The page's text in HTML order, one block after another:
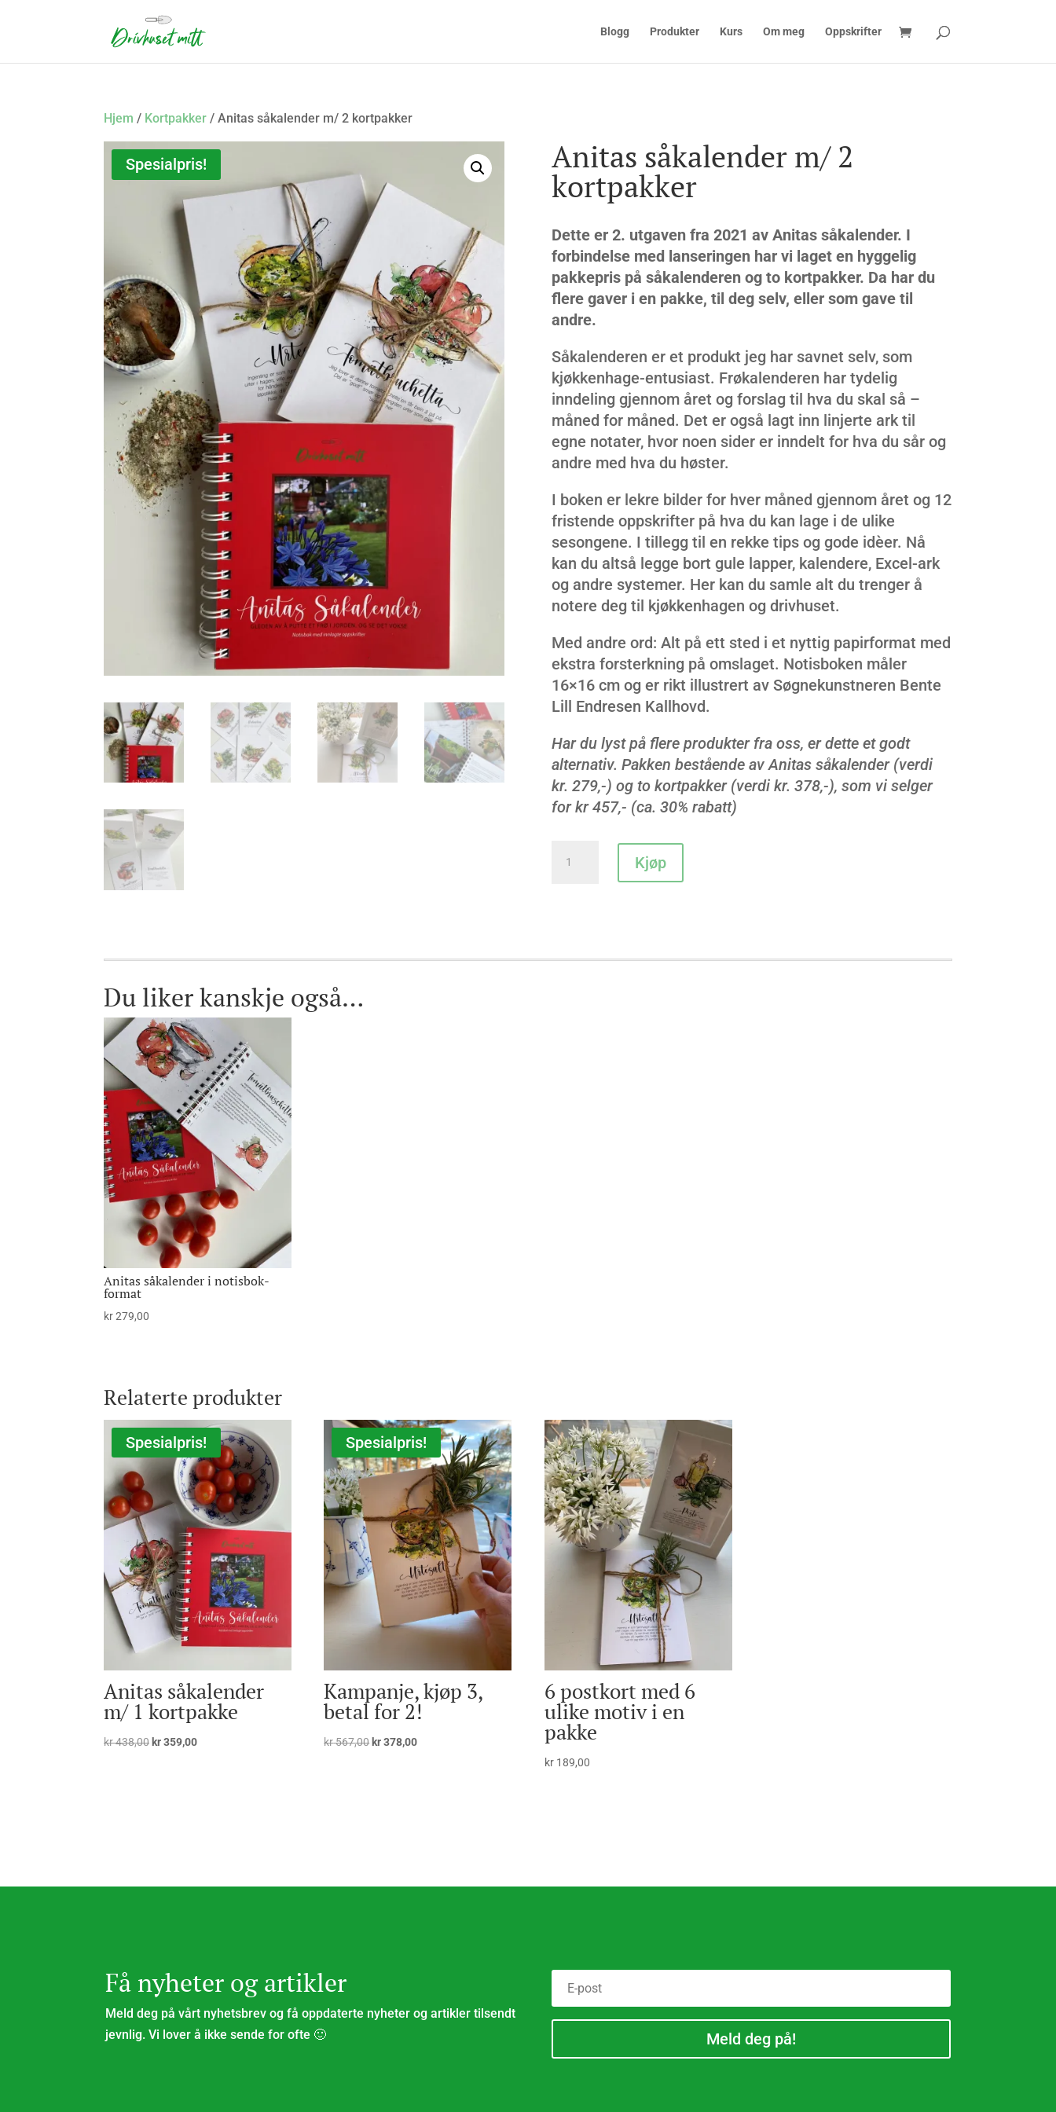
Blogg Produkter Kurs Om meg Oppskrifter
Hjem / Kortpakker / Anitas såkalender m/ 2 kortpakker
Spesialpris! Anitas såkalender m/ 2
kortpakker
Dette er 2. utgaven fra 2021 av Anitas såkalender. I
forbindelse med lanseringen har vi laget en hyggelig
pakkepris på såkalenderen og to kortpakker. Da har du
flere gaver i en pakke, til deg selv, eller som gave til
andre.
Såkalenderen er et produkt jeg har savnet selv, som
kjøkkenhage-entusiast. Frøkalenderen har tydelig
inndeling gjennom året og forslag til hva du skal så –
måned for måned. Det er også lagt inn linjerte ark til
egne notater, hvor noen sider er inndelt for hva du sår og
andre med hva du høster.
I boken er lekre bilder for hver måned gjennom året og 12
fristende oppskrifter på hva du kan lage i de ulike
sesongene. I tillegg til en rekke tips og gode idèer. Nå
kan du altså legge bort gule lapper, kalendere, Excel-ark
og andre systemer. Her kan du samle alt du trenger å
notere deg til kjøkkenhagen og drivhuset.
Med andre ord: Alt på ett sted i et nyttig papirformat med
ekstra forsterkning på omslaget. Notisboken måler
16×16 cm og er rikt illustrert av Søgnekunstneren Bente
Lill Endresen Kallhovd.
Har du lyst på flere produkter fra oss, er dette et godt
alternativ. Pakken bestående av Anitas såkalender (verdi
kr. 279,-) og to kortpakker (verdi kr. 378,-), som vi selger
for kr 457,- (ca. 30% rabatt)
antall
Kjøp
Du liker kanskje også…
Anitas såkalender i notisbok-
format
kr279,00
Relaterte produkter
Spesialpris!
Anitas såkalender
m/ 1 kortpakke
kr438,00Opprinnelig
kr359,00Nåværende
Spesialpris!
Kampanje, kjøp 3,
betal for 2!
kr567,00Opprinnelig
kr378,00Nåværende
6 postkort med 6
ulike motiv i en
pakke
kr189,00
Få nyheter og artikler
Meld deg på vårt nyhetsbrev og få oppdaterte nyheter og artikler tilsendt
jevnlig. Vi lover å ikke sende for ofte 🙂
Meld deg på!